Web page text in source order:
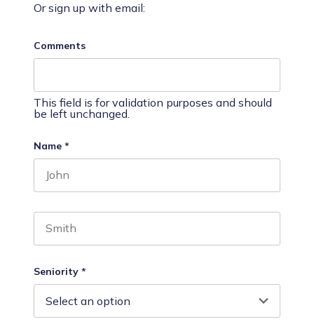
Or sign up with email:
Comments
This field is for validation purposes and should
be left unchanged.
Name *
Seniority *